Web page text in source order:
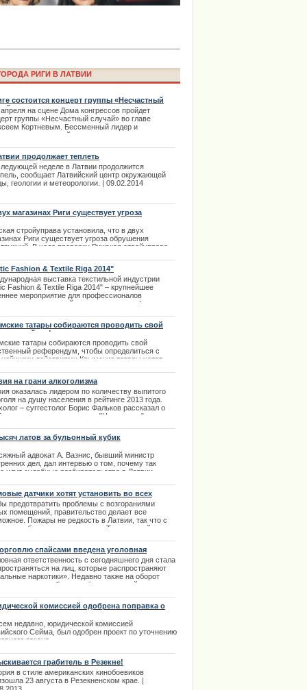
Rendezvous Jūrmala будет
в Риге с автошколой
обратилась к поклонникам
извинилось за нарушение
РИГИ В ЛАТВИИ
состоится концерт группы «Несчастный
апреля на сцене Дома конгрессов пройдет
группы «Несчастный случай» во главе
Кортневым. Бессменный лидер и
всех идей группы представит новую
продолжает теплеть
неделе в Латвии продолжится
сообщает Латвийский центр окружающей
геологии и метеорологии. | 09.02.2014
магазинах Риги существует угроза
стройуправа установила, что в двух
Риги существует угроза обрушения
В ходе проверки Рижская стройуправа
конструкций в двух столичных
Fashion & Textile Riga 2014"
выставка текстильной индустрии
Fashion & Textile Riga 2014" – крупнейшее
мероприятие для профессионалов
моды и легкой промышленности |
татары собираются проводить свой
референдум
татары собираются проводить свой
референдум, чтобы определиться с
действиями.Крымские татары хотят
действий в Крыму
на грани алкоголизма
оказалась лидером по количеству выпитого
на душу населения в рейтинге 2013 года.
– суггестолог Борис Фальков рассказал о
страны в программе "Наша тема" на
латов за бульонный кубик
адвокат А. Вазнис, бывший министр
дел, дал интервью о том, почему так
идут судебные разбирательства в Латвии.
датчики хотят установить во всех
домах
предотвратить проблемы с возгораниями
помещений, правительство делает все
Пожары не редкость в Латвии, так что с
нужно бороться радикально. Так что пройдет
дымовых датчиков | 26.12.2013
спайсами введена уголовная
ответственность с сегодняшнего дня стала
на лиц, которые распространяют
наркотики». Недавно также на оборот
«наркотиков» был введён временный запрет.
комиссией одобрена поправка о
формулировки
недавно, юридической комиссией
Сейма, был одобрен проект по уточнению
закона.
грабитель в Резекне!
в стиле американских кинобоевиков
23 августа в Резекненском крае. |